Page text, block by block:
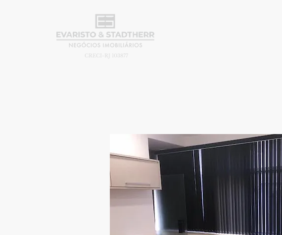
CRECI-RJ 103877